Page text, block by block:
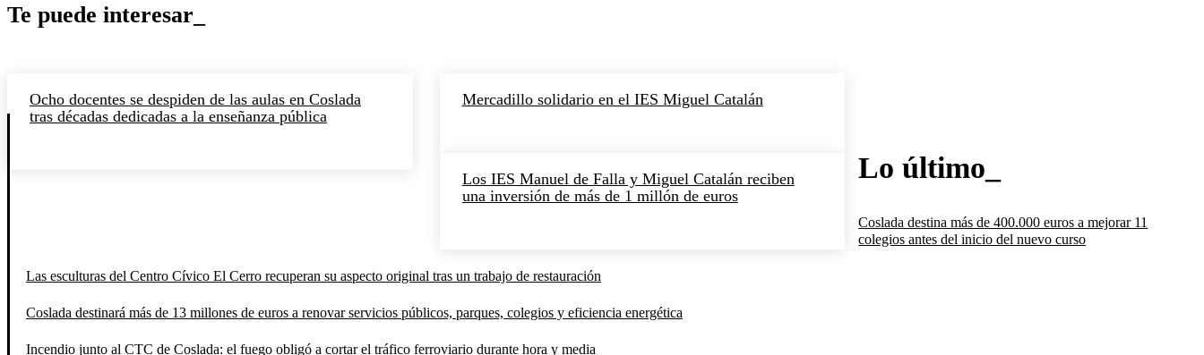
Te puede interesar_
Ocho docentes se despiden de las aulas en Coslada
tras décadas dedicadas a la enseñanza pública
Mercadillo solidario en el IES Miguel Catalán
Los IES Manuel de Falla y Miguel Catalán reciben
una inversión de más de 1 millón de euros
Lo último_
Coslada destina más de 400.000 euros a mejorar 11
colegios antes del inicio del nuevo curso
Las esculturas del Centro Cívico El Cerro recuperan su aspecto original tras un trabajo de restauración
Coslada destinará más de 13 millones de euros a renovar servicios públicos, parques, colegios y eficiencia energética
Incendio junto al CTC de Coslada: el fuego obligó a cortar el tráfico ferroviario durante hora y media